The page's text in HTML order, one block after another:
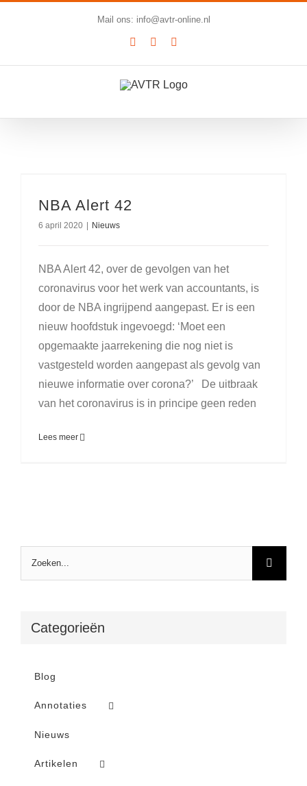
Mail ons: info@avtr-online.nl
YouTubeLinkedIn
NBA Alert 42
6 april 2020 | Nieuws
NBA Alert 42, over de gevolgen van het
coronavirus voor het werk van accountants, is
door de NBA ingrijpend aangepast. Er is een
nieuw hoofdstuk ingevoegd: ‘Moet een
opgemaakte jaarrekening die nog niet is
vastgesteld worden aangepast als gevolg van
nieuwe informatie over corona?’ De uitbraak
van het coronavirus is in principe geen reden
Lees meer
Categorieën
Blog
Annotaties
Nieuws
Artikelen